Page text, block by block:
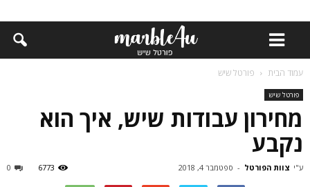
עמוד הבית פורטל שיש
פורטל שיש
מחירון עבודות שיש, איך הוא
נקבע
ע"י צוות הפורטל - ספטמבר 4, 2018 0 6773